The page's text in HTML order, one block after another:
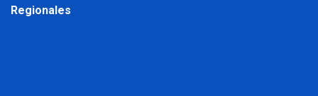
Regionales